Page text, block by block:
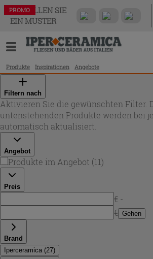
BESTELLEN SIE
EIN MUSTER
Produkte Inspirationen Angebote
Filtern nach
Aktivieren Sie die gewünschten Filter.
untenstehenden Produkte werden bei
automatisch aktualisiert.
Angebot
Produkte im Angebot (11)
Preis
€ -
€ Gehen
Brand
Iperceramica (27)
PROMO
PROMO
PROMO
PROMO
PROMO
PROMO
PROMO
PROMO
PROMO
PROMO
PROMO